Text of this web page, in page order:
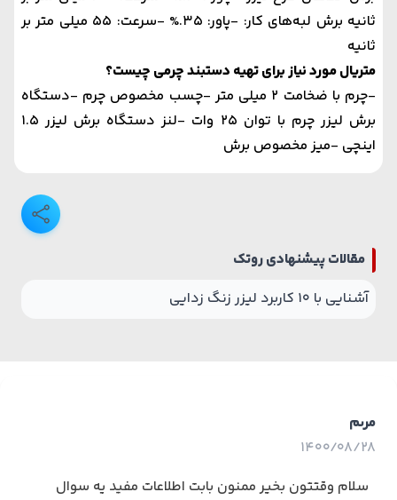
ثانیه برش لبه‌های کار: -پاور: 35.%
-سرعت: 55 میلی متر بر
ثانیه
متریال مورد نیاز برای تهیه دستبند چرمی چیست؟
-چرم با ضخامت 2 میلی متر
-چسب مخصوص چرم -دستگاه
برش لیزر چرم با توان 25 وات
-لنز دستگاه برش لیزر 1.5
اینچی -میز مخصوص برش
مقالات پیشنهادی روتک
آشنایی با 10 کاربرد لیزر زنگ زدایی
مرىم
1400/08/28
سلام وقتتون بخیر ممنون بابت اطلاعات مفید یه سوال